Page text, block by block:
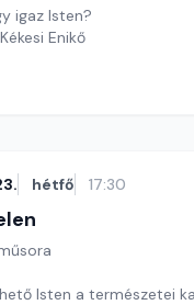
igaz Isten?
Enikő
hétfő 17:30
Isten a természetei